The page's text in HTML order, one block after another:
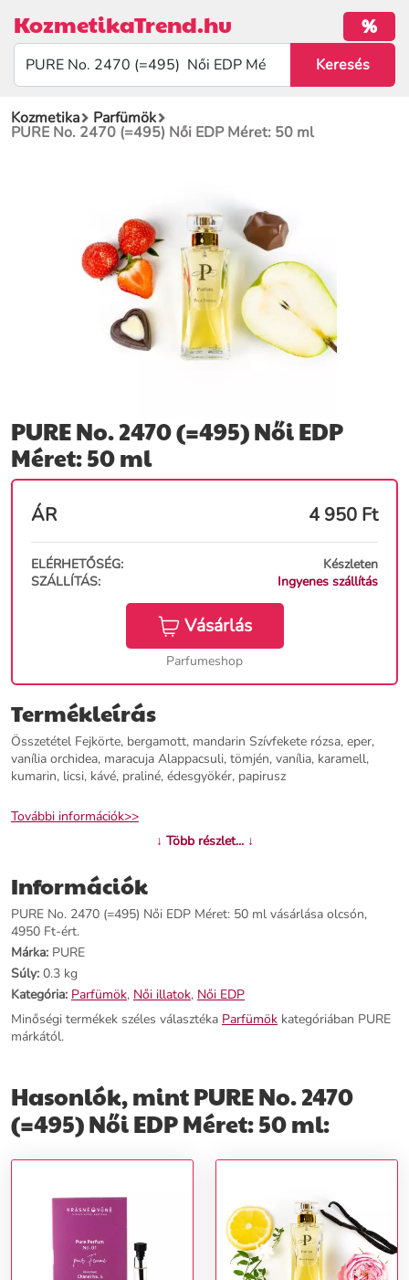
KozmetikaTrend.hu %
Kozmetika Parfümök
PURE No. 2470 (=495) Női EDP Méret: 50 ml
PURE No. 2470 (=495) Női EDP
Méret: 50 ml
ÁR 4 950 Ft
ELÉRHETŐSÉG:
Készleten
SZÁLLÍTÁS:
Ingyenes szállítás
Vásárlás
Parfumeshop
Termékleírás
Összetétel Fejkörte, bergamott, mandarin Szívfekete rózsa, eper,
vanília orchidea, maracuja Alappacsuli, tömjén, vanília, karamell,
kumarin, licsi, kávé, praliné, édesgyökér, papirusz
További információk>>
↓ Több részlet... ↓
Információk
PURE No. 2470 (=495) Női EDP Méret: 50 ml vásárlása olcsón,
4950 Ft-ért.
Márka: PURE
Súly: 0.3 kg
Kategória: Parfümök, Női illatok, Női EDP
Minőségi termékek széles választéka Parfümök kategóriában PURE
márkától.
Hasonlók, mint PURE No. 2470
(=495) Női EDP Méret: 50 ml: